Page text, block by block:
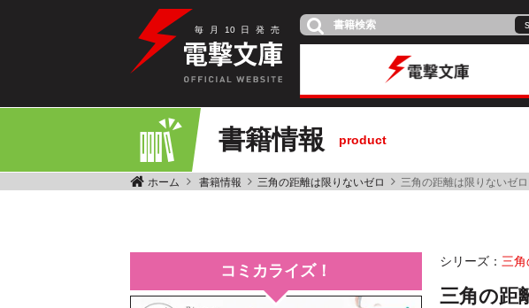
毎 月 10 日 発 売
書籍情報 product
ホーム 書籍情報 三角の距離は限りないゼロ 三角の距離は限りないゼロ
コミカライズ！
シリーズ： 三
三角の距